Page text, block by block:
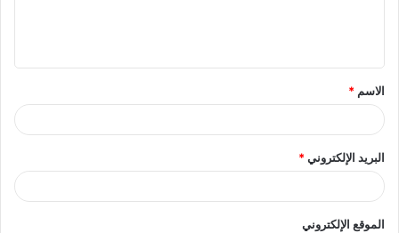
ق
*
الاسم *
البريد الإلكتروني*
الموقع الإلكتروني